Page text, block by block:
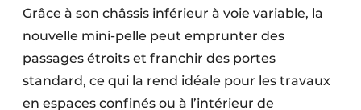
Grâce à son châssis inférieur à voie variable, la
nouvelle mini-pelle peut emprunter des
passages étroits et franchir des portes
standard, ce qui la rend idéale pour les travaux
en espaces confinés ou à l’intérieur de